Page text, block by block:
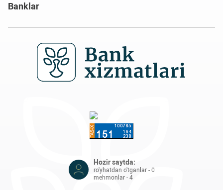
Banklar
Hozir saytda:
ro'yhatdan o'tganlar - 0
mehmonlar - 4